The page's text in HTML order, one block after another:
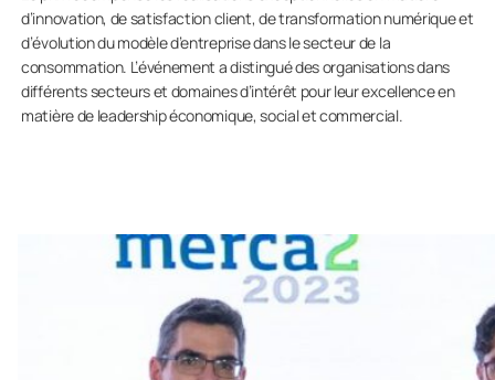
d’innovation, de satisfaction client, de transformation numérique et
d’évolution du modèle d’entreprise dans le secteur de la
consommation. L’événement a distingué des organisations dans
différents secteurs et domaines d’intérêt pour leur excellence en
matière de leadership économique, social et commercial.